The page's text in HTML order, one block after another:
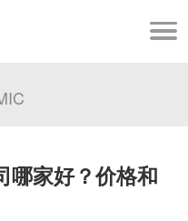
哪家好？价格和